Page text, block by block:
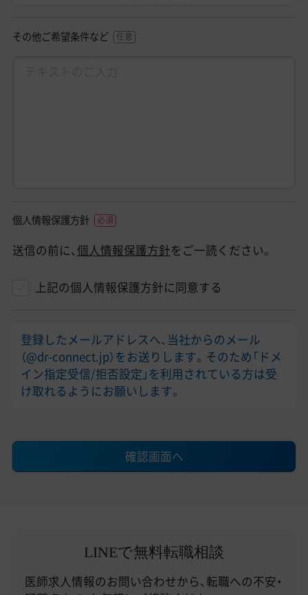
その他ご希望条件など
個人情報保護方針
送信の前に、個人情報保護方針をご一読ください。
上記の個人情報保護方針に同意する
登録したメールアドレスへ、当社からのメール
（@dr-connect.jp）をお送りします。そのため「ドメ
イン指定受信/拒否設定」を利用されている方は受
け取れるようにお願いします。
確認画面へ
LINEで無料転職相談
医師求人情報のお問い合わせから、転職への不安・